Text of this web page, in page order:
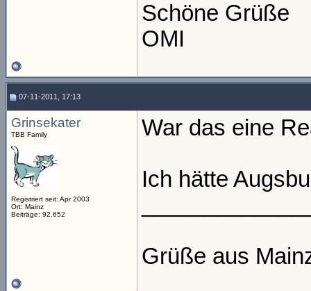
Schöne Grüße
OMI
07-11-2011, 17:13
Grinsekater
TBB Family
Registriert seit: Apr 2003
Ort: Mainz
Beiträge: 92.652
War das eine
Ich hätte
Grüße aus